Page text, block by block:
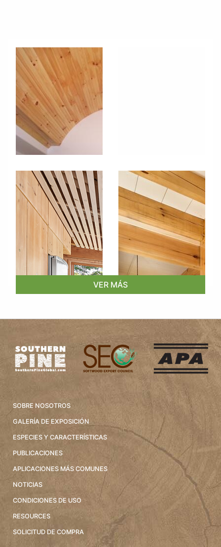
VER MÁS
SOBRE NOSOTROS
GALERÍA DE EXPOSICIÓN
ESPECIES Y CARACTERÍSTICAS
PUBLICACIONES
APLICACIONES MÁS COMUNES
NOTICIAS
CONDICIONES DE USO
RESOURCES
SOLICITUD DE COMPRA